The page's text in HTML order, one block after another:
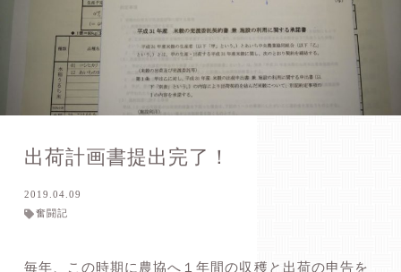
出荷計画書提出完了！
2019.04.09
奮闘記
毎年、この時期に農協へ１年間の収穫と出荷の申告を